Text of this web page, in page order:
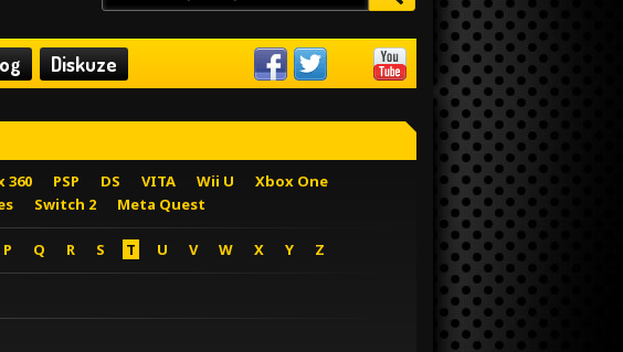
Diskuze
360 PSP DS VITA Wii U
Xbox One
Switch 2 Meta Quest
P Q R S T U V W X Y Z